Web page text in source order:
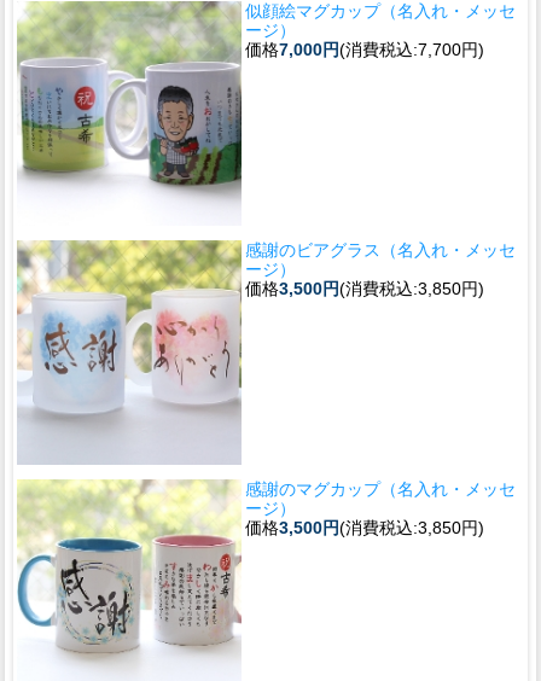
似顔絵マグカップ（名入れ・メッセ
ージ）
価格7,000円(消費税込:7,700円)
感謝のビアグラス（名入れ・メッセ
ージ）
価格3,500円(消費税込:3,850円)
感謝のマグカップ（名入れ・メッセ
ージ）
価格3,500円(消費税込:3,850円)